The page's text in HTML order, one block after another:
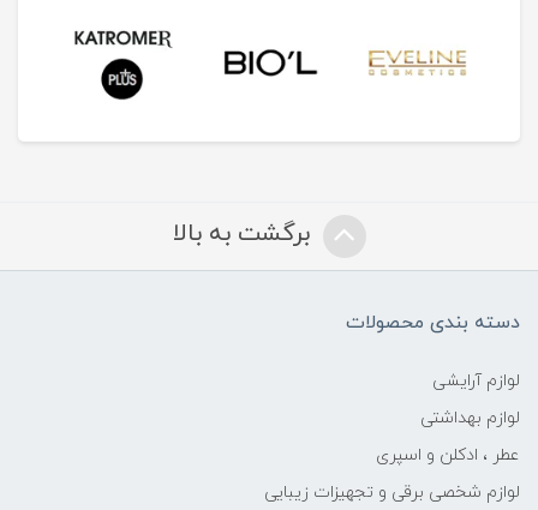
برگشت به بالا
دسته بندی محصولات
لوازم آرایشی
لوازم بهداشتی
عطر ، ادکلن و اسپری
لوازم شخصی برقی و تجهیزات زیبایی